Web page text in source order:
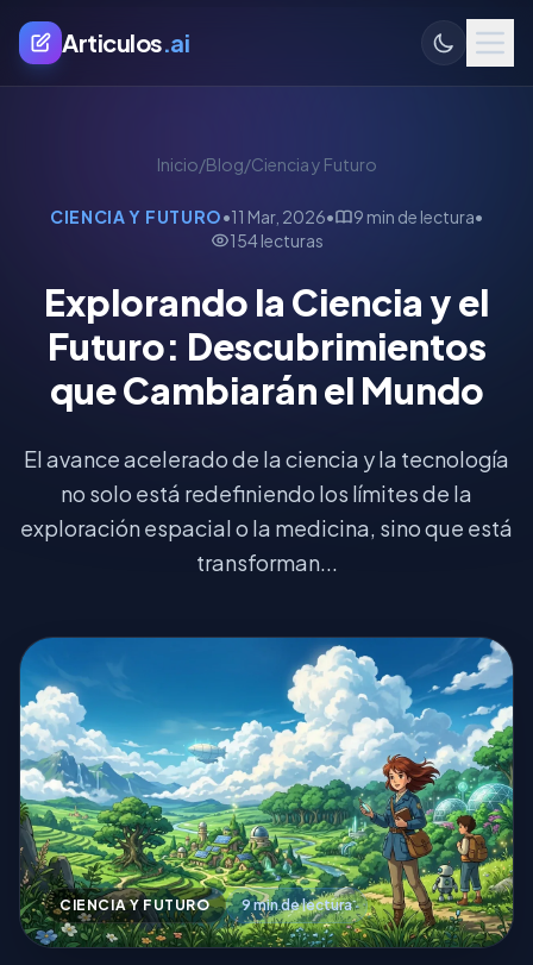
Articulos.ai
Inicio/Blog/Ciencia y Futuro
CIENCIA Y FUTURO•11 Mar, 2026• 9 min de lectura•
154 lecturas
Explorando la Ciencia y el
Futuro: Descubrimientos
que Cambiarán el Mundo
El avance acelerado de la ciencia y la tecnología
no solo está redefiniendo los límites de la
exploración espacial o la medicina, sino que está
transforman...
CIENCIA Y FUTURO 9 min de lectura